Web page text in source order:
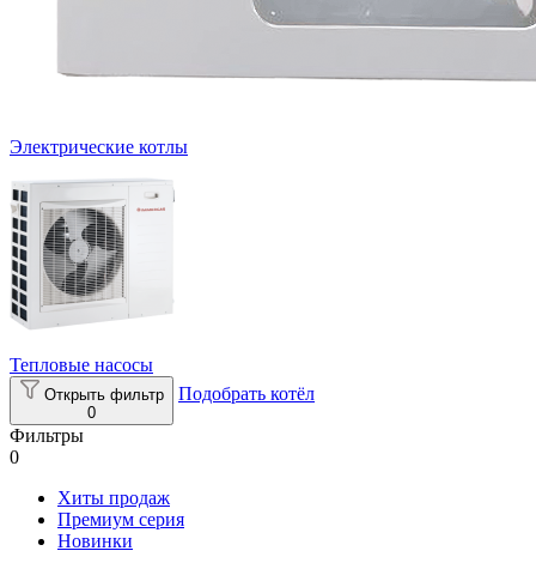
Электрические котлы
Тепловые насосы
Открыть фильтр
0
Подобрать котёл
Фильтры
0
Хиты продаж
Премиум серия
Новинки